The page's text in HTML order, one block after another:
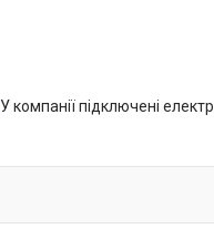
У компанії підключені